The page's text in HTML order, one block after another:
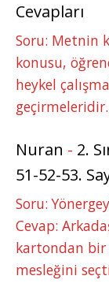
Cevapları
Soru: Metnin
konusu,
heykel
geçirmeleridir.
Nuran - 2.
51-52-53.
Soru:
Cevap:
kartondan bir
mesleğini